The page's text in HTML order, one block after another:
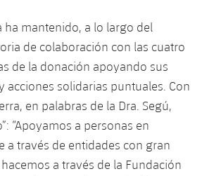
Masculino
Femenino
amateurs
ha mantenido, a lo largo del
de colaboración con las cuatro
de la donación apoyando sus
acciones solidarias puntuales. Con
en palabras de la Dra. Segú,
“Apoyamos a personas en
a través de entidades con gran
a través de la Fundación